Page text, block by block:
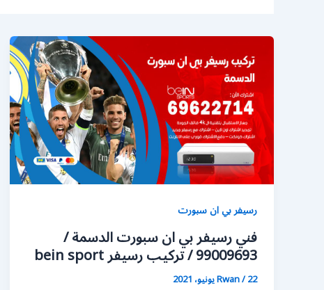
رسيفر بي ان سبورت
فني رسيفر بي ان سبورت الدسمة /
99009693 / تركيب رسيفر bein sport
Rwan/22 يونيو، 2021